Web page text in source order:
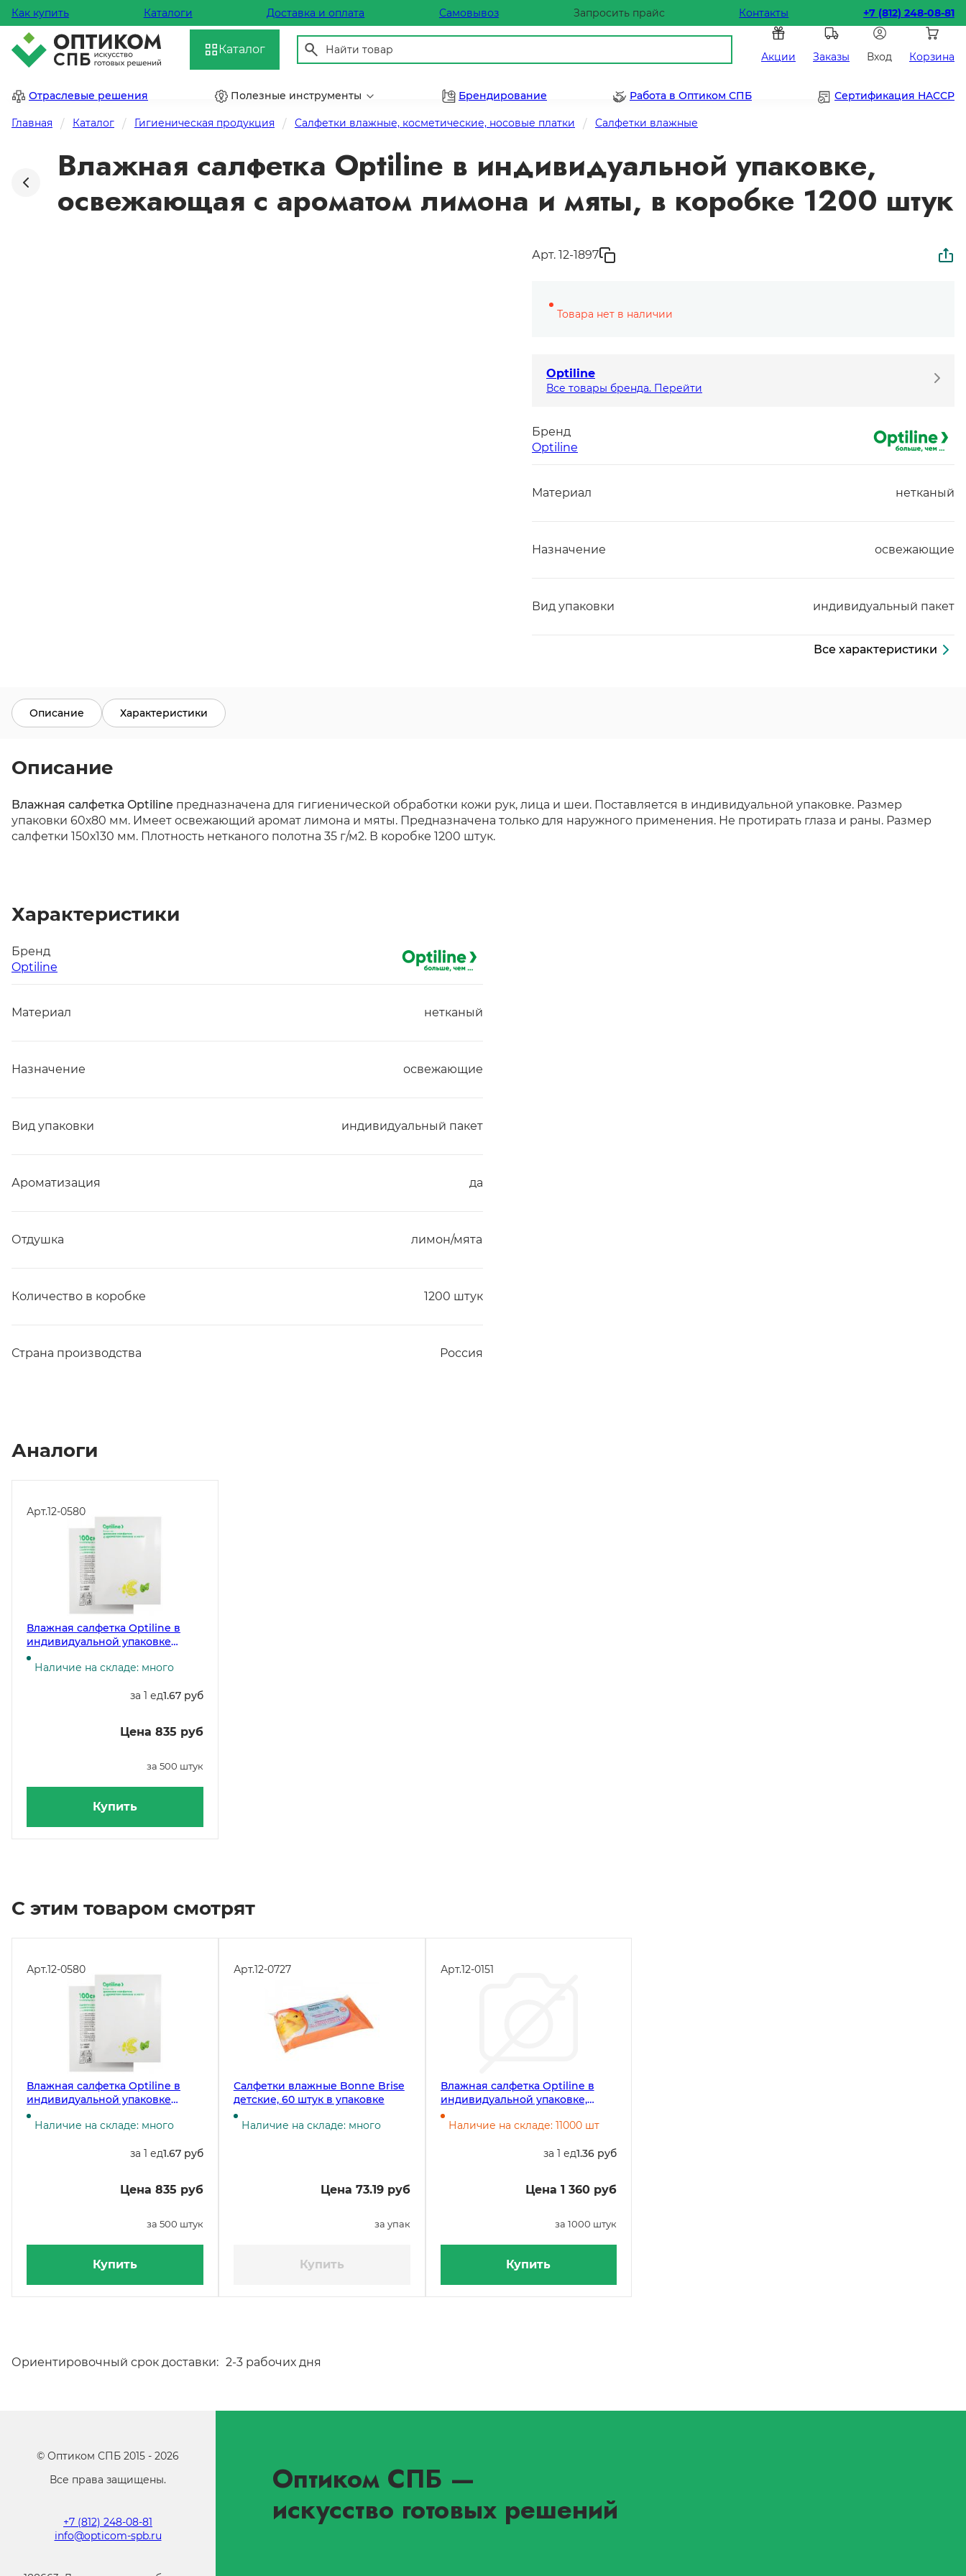
Как купить Каталоги Доставка и оплата Самовывоз Запросить прайс Контакты +7 (812) 248-08-81
Каталог
Акции Заказы Вход Корзина
Отраслевые решения Полезные инструменты Брендирование Работа в Оптиком СПБ Сертификация HACCP
Главная Каталог Гигиеническая продукция Салфетки влажные, косметические, носовые платки Салфетки влажные
Влажная салфетка Optiline в индивидуальной упаковке,
освежающая с ароматом лимона и мяты, в коробке 1200 штук
Арт. 12-1897
Товара нет в наличии
Optiline
Все товары бренда. Перейти
Бренд
Optiline
Материал нетканый
Назначение освежающие
Вид упаковки индивидуальный пакет
Все характеристики
Описание Характеристики
Описание
Влажная салфетка Optiline предназначена для гигиенической обработки кожи рук, лица и шеи. Поставляется в индивидуальной упаковке. Размер
упаковки 60х80 мм. Имеет освежающий аромат лимона и мяты. Предназначена только для наружного применения. Не протирать глаза и раны. Размер
салфетки 150х130 мм. Плотность нетканого полотна 35 г/м2. В коробке 1200 штук.
Характеристики
Бренд
Optiline
Материал нетканый
Назначение освежающие
Вид упаковки индивидуальный пакет
Ароматизация да
Отдушка лимон/мята
Количество в коробке 1200 штук
Страна производства Россия
Аналоги
Арт.12-0580
Влажная салфетка Optiline в
индивидуальной упаковке
освежающая с ароматом
лимона и мяты, 500 штук
Наличие на складе: много
за 1 ед1.67 руб
Цена 835 руб
за 500 штук
Купить
С этим товаром смотрят
Арт.12-0580
Влажная салфетка Optiline в
индивидуальной упаковке
освежающая с ароматом
лимона и мяты, 500 штук
Наличие на складе: много
за 1 ед1.67 руб
Цена 835 руб
за 500 штук
Купить
Арт.12-0727
Салфетки влажные Bonne Brise
детские, 60 штук в упаковке
Наличие на складе: много
Цена 73.19 руб
за упак
Купить
Арт.12-0151
Влажная салфетка Optiline в
индивидуальной упаковке,
освежающая с ароматом
лимона и мяты, в коробке 1000
Наличие на складе: 11000 шт
за 1 ед1.36 руб
Цена 1 360 руб
за 1000 штук
Купить
Ориентировочный срок доставки: 2-3 рабочих дня
© Оптиком СПБ 2015 - 2026
Все права защищены.
+7 (812) 248-08-81
info@opticom-spb.ru
Оптиком СПБ —
искусство готовых решений